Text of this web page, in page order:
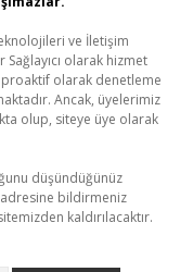
ve İletişim
Sağlayıcı olarak hizmet
olarak denetleme
Ancak, üyelerimiz
olup, siteye üye olarak
düşündüğünüz
adresine bildirmeniz
kaldırılacaktır.